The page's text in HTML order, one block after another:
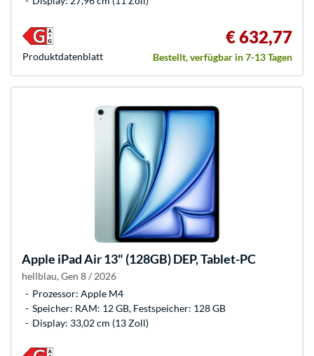
€ 632,77
Bestellt, verfügbar in 7-13 Tagen
Produkt­datenblatt
Apple iPad Air 13" (128GB) DEP, Tablet-PC
hellblau, Gen 8 / 2026
Prozessor: Apple M4
Speicher: RAM: 12 GB, Festspeicher: 128 GB
Display: 33,02 cm (13 Zoll)